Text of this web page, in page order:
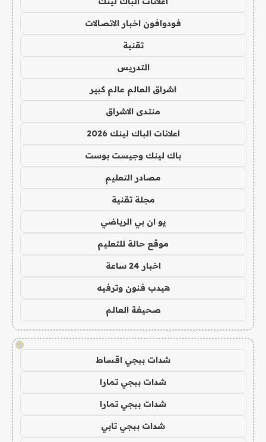
فودوافون اخبار الاتصالات
تقنية
التدريس
اشراق العالم عالم كبير
منتدى الاشراق
اعلانات الباك لينك 2026
باك لينك وجيست بوست
مصادر التعليم
مجلة تقنية
يو ان بي الرياضي
موقع حالة للتعليم
اخبار 24 ساعة
هيدب فنون وترفيه
صحيفة العالم
!
شدات ببجي اقساط
شدات ببجي تمارا
شدات ببجي تمارا
شدات ببجي تابي